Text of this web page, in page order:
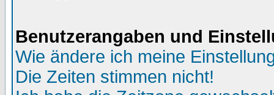
Benutzerangaben und
Wie ändere ich meine
Die Zeiten stimmen nicht!